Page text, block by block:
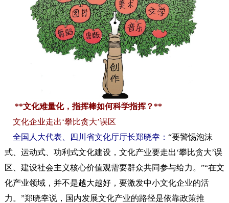
**文化难量化，指挥棒如何科学指挥？**
文化企业走出‘攀比贪大’误区
全国人大代表、四川省文化厅厅长郑晓幸： “要警惕泡沫
式、运动式、功利式文化建设，文化产业要走出‘攀比贪大’误
区、建设社会主义核心价值观需要群众共同参与给力。”“在文
化产业领域，并不是越大越好，要激发中小文化企业的活
力。”郑晓幸说，国内发展文化产业的路径是依靠政策推